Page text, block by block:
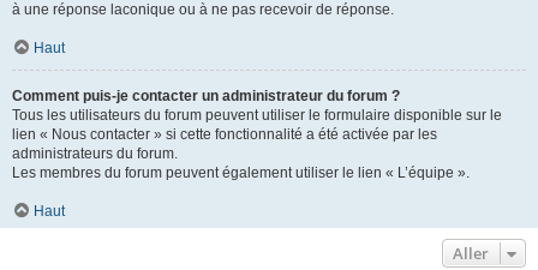
à une réponse laconique ou à ne pas recevoir de réponse.
Haut
Comment puis-je contacter un administrateur du forum ?
Tous les utilisateurs du forum peuvent utiliser le formulaire disponible sur le
lien « Nous contacter » si cette fonctionnalité a été activée par les
administrateurs du forum.
Les membres du forum peuvent également utiliser le lien « L’équipe ».
Haut
Aller